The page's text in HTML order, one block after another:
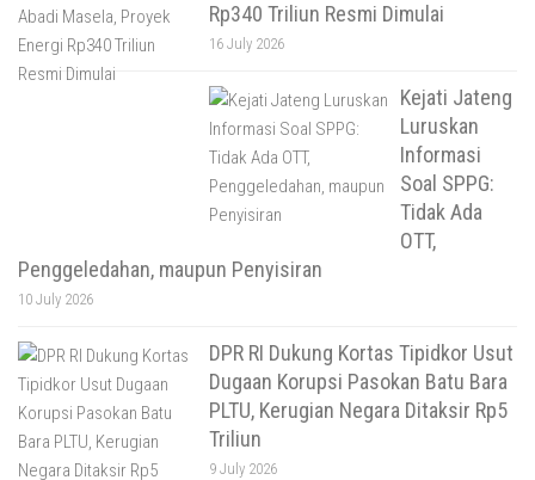
Rp340 Triliun Resmi Dimulai
16 July 2026
Kejati Jateng
Luruskan
Informasi
Soal SPPG:
Tidak Ada
OTT,
Penggeledahan, maupun Penyisiran
10 July 2026
DPR RI Dukung Kortas Tipidkor Usut
Dugaan Korupsi Pasokan Batu Bara
PLTU, Kerugian Negara Ditaksir Rp5
Triliun
9 July 2026